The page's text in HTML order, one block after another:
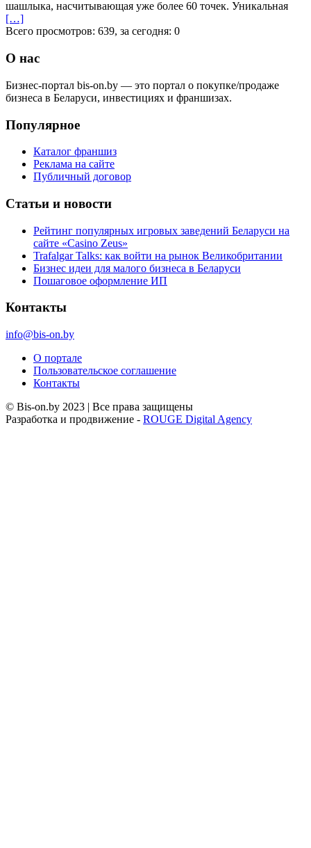
шашлыка, насчитывающая уже более 60 точек. Уникальная
[…]
Всего просмотров: 639, за сегодня: 0
О нас
Бизнес-портал bis-on.by — это портал о покупке/продаже
бизнеса в Беларуси, инвестициях и франшизах.
Популярное
Каталог франшиз
Реклама на сайте
Публичный договор
Статьи и новости
Рейтинг популярных игровых заведений Беларуси на
сайте «Casino Zeus»
Trafalgar Talks: как войти на рынок Великобритании
Бизнес идеи для малого бизнеса в Беларуси
Пошаговое оформление ИП
Контакты
info@bis-on.by
О портале
Пользовательское соглашение
Контакты
© Bis-on.by 2023 | Все права защищены
Разработка и продвижение - ROUGE Digital Agency